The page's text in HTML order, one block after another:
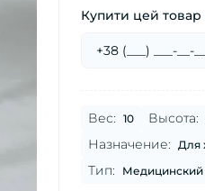
Купити цей товар
Вес: 10 Высота:
Назначение: Для
Тип: Медицинский